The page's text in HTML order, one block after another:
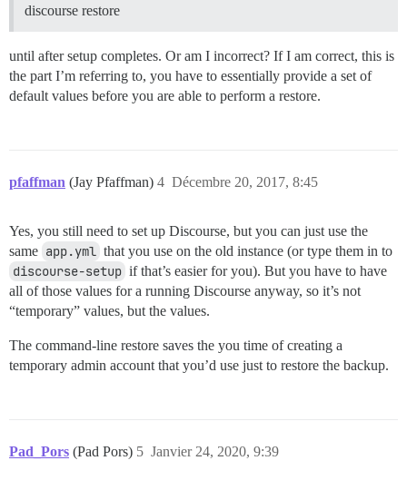
discourse restore
until after setup completes. Or am I incorrect? If I am correct, this is
the part I’m referring to, you have to essentially provide a set of
default values before you are able to perform a restore.
pfaffman (Jay Pfaffman) Décembre 20, 2017, 8:45
4
Yes, you still need to set up Discourse, but you can just use the
same app.yml that you use on the old instance (or type them in to
discourse-setup if that’s easier for you). But you have to have
all of those values for a running Discourse anyway, so it’s not
“temporary” values, but the values.
The command-line restore saves the you time of creating a
temporary admin account that you’d use just to restore the backup.
Pad_Pors (Pad Pors) Janvier 24, 2020, 9:39
5